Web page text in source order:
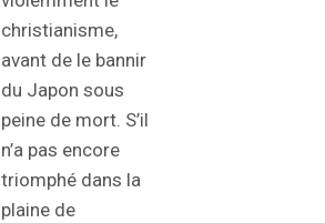
christianisme,
avant de le bannir
du Japon sous
peine de mort. S’il
n’a pas encore
triomphé dans la
plaine de